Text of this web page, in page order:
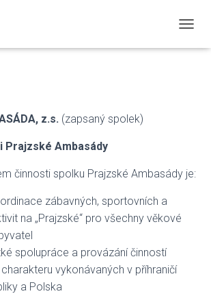
Ř
I
z.s. (zapsaný spolek)
Prajzské Ambasády
činnosti spolku Prajzské Ambasády je:
zábavných, sportovních a
na „Prajzské“ pro všechny věkové
spolupráce a provázání činností
vykonávaných v příhraničí
a Polska